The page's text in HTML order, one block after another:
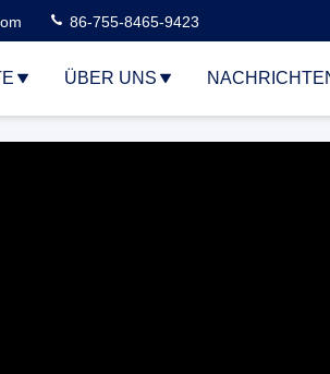
86-755-8465-9423
ÜBER UNS